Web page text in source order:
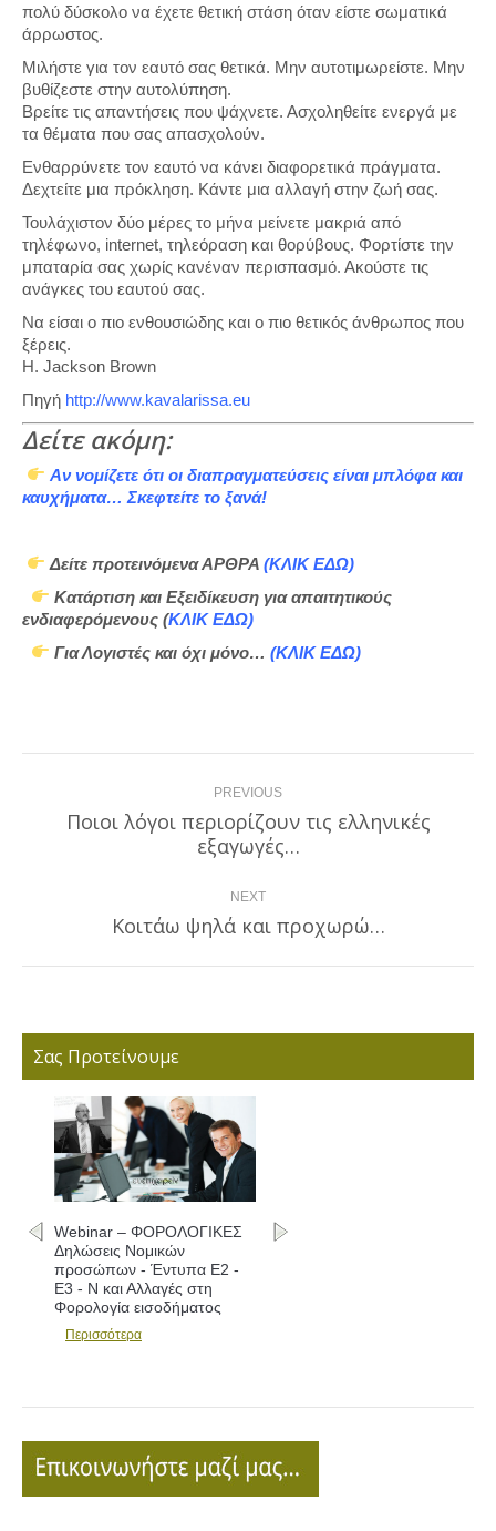
πολύ δύσκολο να έχετε θετική στάση όταν είστε σωματικά
άρρωστος.
Μιλήστε για τον εαυτό σας θετικά. Μην αυτοτιμωρείστε. Μην
βυθίζεστε στην αυτολύπηση.
Βρείτε τις απαντήσεις που ψάχνετε. Ασχοληθείτε ενεργά με
τα θέματα που σας απασχολούν.
Ενθαρρύνετε τον εαυτό να κάνει διαφορετικά πράγματα.
Δεχτείτε μια πρόκληση. Κάντε μια αλλαγή στην ζωή σας.
Τουλάχιστον δύο μέρες το μήνα μείνετε μακριά από
τηλέφωνο, internet, τηλεόραση και θορύβους. Φορτίστε την
μπαταρία σας χωρίς κανέναν περισπασμό. Ακούστε τις
ανάγκες του εαυτού σας.
Να είσαι ο πιο ενθουσιώδης και ο πιο θετικός άνθρωπος που
ξέρεις.
H. Jackson Brown
Πηγή http://www.kavalarissa.eu
Δείτε ακόμη:
Αν νομίζετε ότι οι διαπραγματεύσεις είναι μπλόφα και
καυχήματα… Σκεφτείτε το ξανά!
Δείτε προτεινόμενα ΑΡΘΡΑ(ΚΛΙΚ ΕΔΩ)
Κατάρτιση και Εξειδίκευση για απαιτητικούς
ενδιαφερόμενους (ΚΛΙΚ ΕΔΩ)
Για Λογιστές και όχι μόνο… (ΚΛΙΚ ΕΔΩ)
navigation PREVIOUS
Previous
post:
Ποιοι λόγοι περιορίζουν τις ελληνικές
εξαγωγές…
NEXT
Next
Κοιτάω ψηλά και προχωρώ…
Σας Προτείνουμε
Webinar – ΦΟΡΟΛΟΓΙΚΕΣ
Δηλώσεις Νομικών
προσώπων - Έντυπα Ε2 -
Ε3 - Ν και Αλλαγές στη
Φορολογία εισοδήματος
Περισσότερα